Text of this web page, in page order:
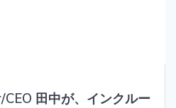
田中が、インクルー